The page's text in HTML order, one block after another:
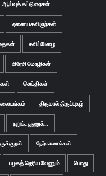
ஆய்வுக் கட்டுரைகள்
ஏனைய கவிஞர்கள்
கவிப்பேழை
கிரேசி மொழிகள்
செய்திகள்
திருமால் திருப்புகழ்
நறுக்..துணுக்...
நேர்காணல்கள்
பழகத் தெரிய வேணும் பொது